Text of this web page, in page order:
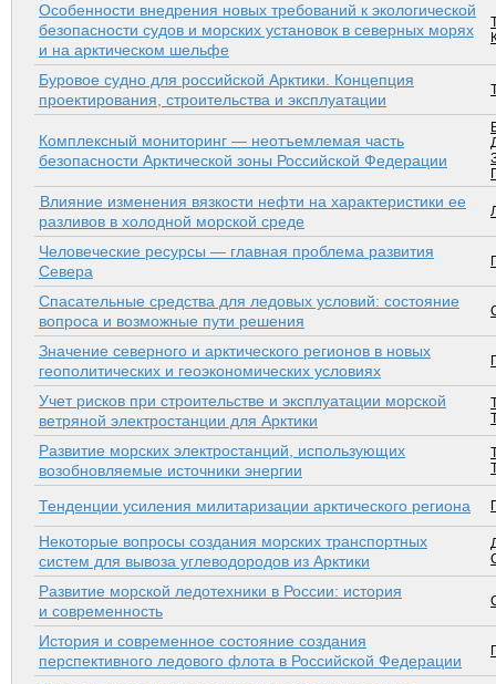
Особенности внедрения новых требований к экологической
безопасности судов и морских установок в северных морях
и на арктическом шельфе
Буровое судно для российской Арктики. Концепция
проектирования, строительства и эксплуатации
Комплексный мониторинг — неотъемлемая часть
безопасности Арктической зоны Российской Федерации
Влияние изменения вязкости нефти на характеристики ее
разливов в холодной морской среде
Человеческие ресурсы — главная проблема развития
Севера
Спасательные средства для ледовых условий: состояние
вопроса и возможные пути решения
Значение северного и арктического регионов в новых
геополитических и геоэкономических условиях
Учет рисков при строительстве и эксплуатации морской
ветряной электростанции для Арктики
Развитие морских электростанций, использующих
возобновляемые источники энергии
Тенденции усиления милитаризации арктического региона
Некоторые вопросы создания морских транспортных
систем для вывоза углеводородов из Арктики
Развитие морской ледотехники в России: история
и современность
История и современное состояние создания
перспективного ледового флота в Российской Федерации